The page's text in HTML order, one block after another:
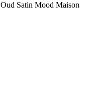
Oud Satin Mood Maison